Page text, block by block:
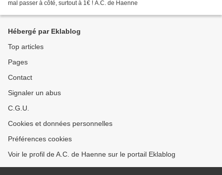
mal passer à côté, surtout à 1€ ! A.C. de Haenne
Hébergé par Eklablog
Top articles
Pages
Contact
Signaler un abus
C.G.U.
Cookies et données personnelles
Préférences cookies
Voir le profil de A.C. de Haenne sur le portail Eklablog